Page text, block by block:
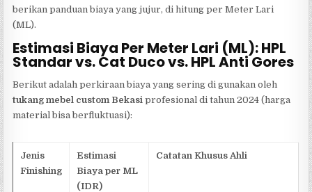
berikan panduan biaya yang jujur, di hitung per Meter Lari
(ML).
Estimasi Biaya Per Meter Lari (ML): HPL
Standar vs. Cat Duco vs. HPL Anti Gores
Berikut adalah perkiraan biaya yang sering di gunakan oleh
tukang mebel custom Bekasi profesional di tahun 2024 (harga
material bisa berfluktuasi):
Jenis
Finishing
Estimasi
Biaya per ML
(IDR)
Catatan Khusus Ahli